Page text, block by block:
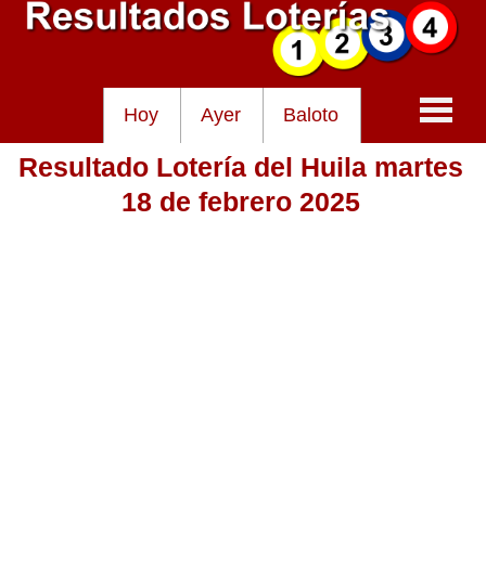
Hoy Ayer Baloto
Baloto
Resultado Lotería del Huila martes
18 de febrero 2025